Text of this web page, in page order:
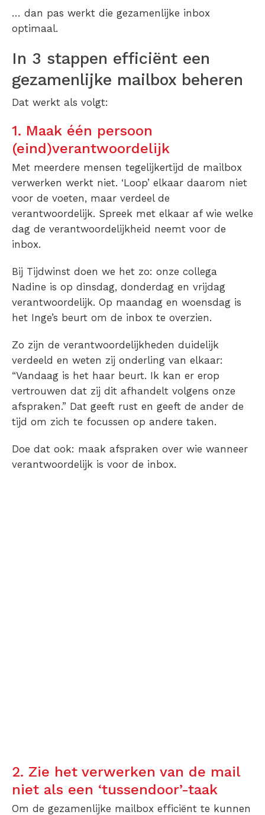
… dan pas werkt die gezamenlijke inbox
optimaal.
In 3 stappen efficiënt een
gezamenlijke mailbox beheren
Dat werkt als volgt:
1. Maak één persoon
(eind)verantwoordelijk
Met meerdere mensen tegelijkertijd de mailbox
verwerken werkt niet. ‘Loop’ elkaar daarom niet
voor de voeten, maar verdeel de
verantwoordelijk. Spreek met elkaar af wie welke
dag de verantwoordelijkheid neemt voor de
inbox.
Bij Tijdwinst doen we het zo: onze collega
Nadine is op dinsdag, donderdag en vrijdag
verantwoordelijk. Op maandag en woensdag is
het Inge’s beurt om de inbox te overzien.
Zo zijn de verantwoordelijkheden duidelijk
verdeeld en weten zij onderling van elkaar:
“Vandaag is het haar beurt. Ik kan er erop
vertrouwen dat zij dit afhandelt volgens onze
afspraken.” Dat geeft rust en geeft de ander de
tijd om zich te focussen op andere taken.
Doe dat ook: maak afspraken over wie wanneer
verantwoordelijk is voor de inbox.
2. Zie het verwerken van de mail
niet als een ‘tussendoor’-taak
Om de gezamenlijke mailbox efficiënt te kunnen